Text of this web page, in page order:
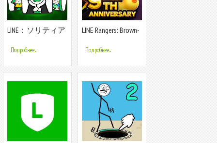
LINE：ソリティア
Подробнее...
LINE Rangers: Brown-
Подробнее...